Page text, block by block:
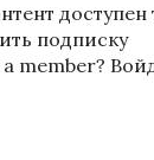
подписку
member?